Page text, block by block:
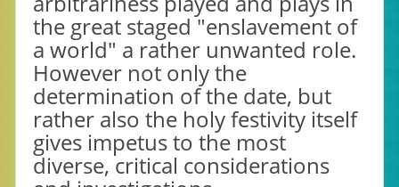
the great staged "enslavement of
a world" a rather unwanted role.
However not only the
determination of the date, but
rather also the holy festivity itself
gives impetus to the most
diverse, critical considerations